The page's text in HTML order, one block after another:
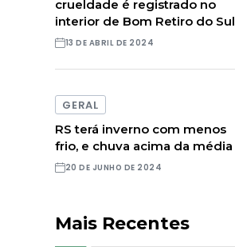
crueldade é registrado no
interior de Bom Retiro do Sul
13 DE ABRIL DE 2024
GERAL
RS terá inverno com menos
frio, e chuva acima da média
20 DE JUNHO DE 2024
Mais Recentes